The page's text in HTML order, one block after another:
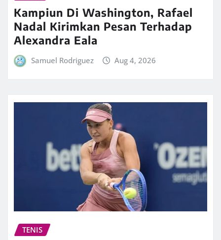
Kampiun Di Washington, Rafael
Nadal Kirimkan Pesan Terhadap
Alexandra Eala
Samuel Rodriguez Aug 4, 2026
TENIS